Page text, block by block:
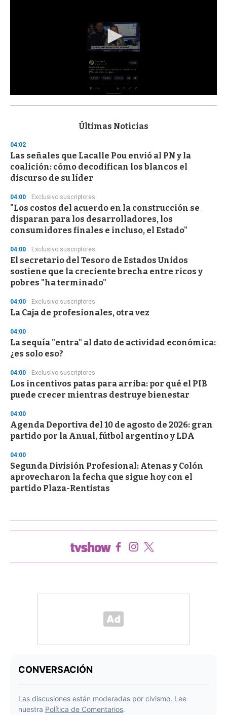
s
d
s
o
f
3
s
e
o
n
Últimas Noticias
04:02
Las señales que Lacalle Pou envió al PN y la
coalición: cómo decodifican los blancos el
discurso de su líder
04:00 Exclusivo suscriptores
"Los costos del acuerdo en la construcción se
disparan para los desarrolladores, los
consumidores finales e incluso, el Estado"
04:00 Exclusivo suscriptores
El secretario del Tesoro de Estados Unidos
sostiene que la creciente brecha entre ricos y
pobres "ha terminado"
04:00 Exclusivo suscriptores
La Caja de profesionales, otra vez
04:00
La sequía "entra" al dato de actividad económica:
¿es solo eso?
04:00 Exclusivo suscriptores
Los incentivos patas para arriba: por qué el PIB
puede crecer mientras destruye bienestar
04:00
Agenda Deportiva del 10 de agosto de 2026: gran
partido por la Anual, fútbol argentino y LDA
04:00
Segunda División Profesional: Atenas y Colón
aprovecharon la fecha que sigue hoy con el
partido Plaza-Rentistas